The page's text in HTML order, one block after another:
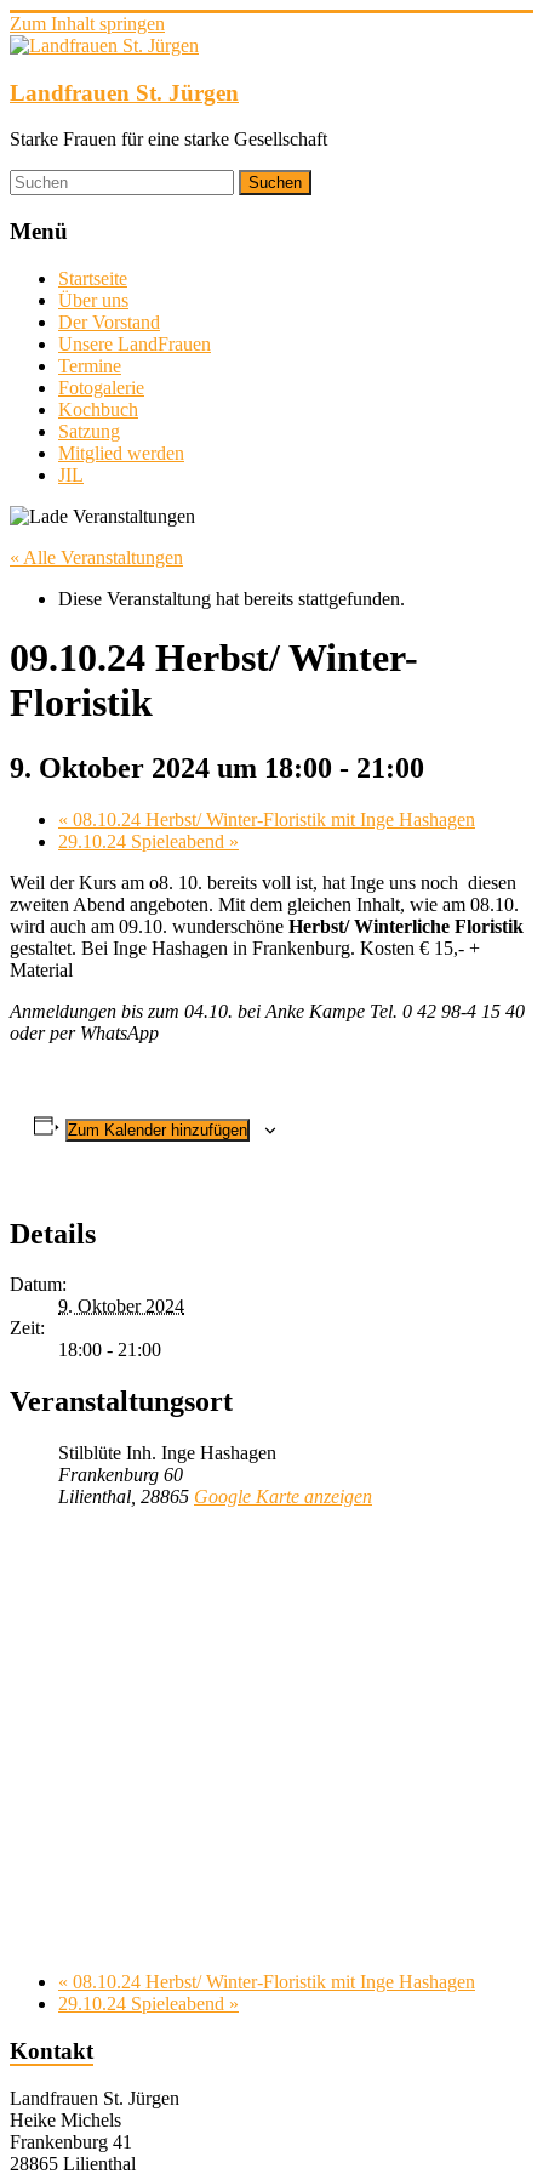
Zum Inhalt springen
Landfrauen St. Jürgen
Starke Frauen für eine starke Gesellschaft
Menü
Startseite
Über uns
Der Vorstand
Unsere LandFrauen
Termine
Fotogalerie
Kochbuch
Satzung
Mitglied werden
JIL
« Alle Veranstaltungen
Diese Veranstaltung hat bereits stattgefunden.
09.10.24 Herbst/ Winter-
Floristik
9. Oktober 2024 um 18:00 - 21:00
« 08.10.24 Herbst/ Winter-Floristik mit Inge Hashagen
29.10.24 Spieleabend »
Weil der Kurs am o8. 10. bereits voll ist, hat Inge uns noch diesen
zweiten Abend angeboten. Mit dem gleichen Inhalt, wie am 08.10.
wird auch am 09.10. wunderschöne Herbst/ Winterliche Floristik
gestaltet. Bei Inge Hashagen in Frankenburg. Kosten € 15,- +
Material
Anmeldungen bis zum 04.10. bei Anke Kampe Tel. 0 42 98-4 15 40
oder per WhatsApp
Zum Kalender hinzufügen
Details
Datum:
9. Oktober 2024
Zeit:
18:00 - 21:00
Veranstaltungsort
Stilblüte Inh. Inge Hashagen
Frankenburg 60
Lilienthal 28865 Google Karte anzeigen
« 08.10.24 Herbst/ Winter-Floristik mit Inge Hashagen
29.10.24 Spieleabend »
Kontakt
Landfrauen St. Jürgen
Heike Michels
Frankenburg 41
28865 Lilienthal